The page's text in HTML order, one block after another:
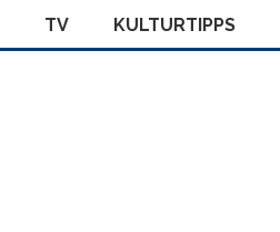
TV KULTURTIPPS